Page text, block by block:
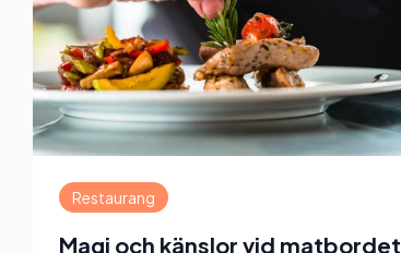
Restaurang
Magi och känslor vid matbordet